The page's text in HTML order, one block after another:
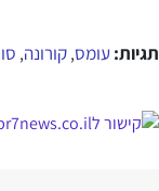
תגיות: עומס,קורונה,